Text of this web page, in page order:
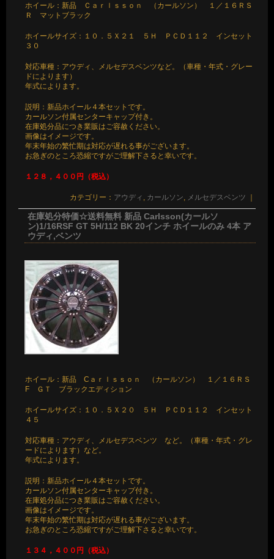
ホイール：新品 Ｃａｒｌｓｓｏｎ （カールソン） １／１６ＲＳ
Ｒ マットブラック
ホイールサイズ：１０．５Ｘ２１ ５Ｈ ＰＣＤ１１２ インセット
３０
対応車種：アウディ、メルセデスベンツなど。（車種・年式・グレー
ドによります）
年式によります。
説明：新品ホイール４本セットです。
カールソン付属センターキャップ付き。
在庫処分品につき業販はご容赦ください。
画像はイメージです。
年末年始の繁忙期は対応が遅れる事がございます。
お急ぎのところ恐縮ですがご理解下さると幸いです。
１２８，４００円（税込）
カテゴリー： アウディ , カールソン, メルセデスベンツ
在庫処分特価☆送料無料 新品 Carlsson(カールソ
ン)1/16RSF GT 5H/112 BK 20インチ ホイールのみ 4本 ア
ウディ,ベンツ
ホイール：新品 Cａｒｌｓｓｏｎ （カールソン） １／１６ＲＳ
F ＧＴ ブラックエディション
ホイールサイズ：１０．５Ｘ２０ ５Ｈ ＰＣＤ１１２ インセット
４５
対応車種：アウディ、メルセデスベンツ など。（車種・年式・グレ
ードによります）など。
年式によります。
説明：新品ホイール４本セットです。
カールソン付属センターキャップ付き。
在庫処分品につき業販はご容赦ください。
画像はイメージです。
年末年始の繁忙期は対応が遅れる事がございます。
お急ぎのところ恐縮ですがご理解下さると幸いです。
１３４，４００円（税込）